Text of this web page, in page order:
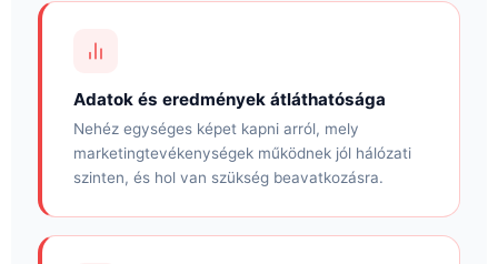
Adatok és eredmények átláthatósága
Nehéz egységes képet kapni arról, mely
marketingtevékenységek működnek jól hálózati
szinten, és hol van szükség beavatkozásra.